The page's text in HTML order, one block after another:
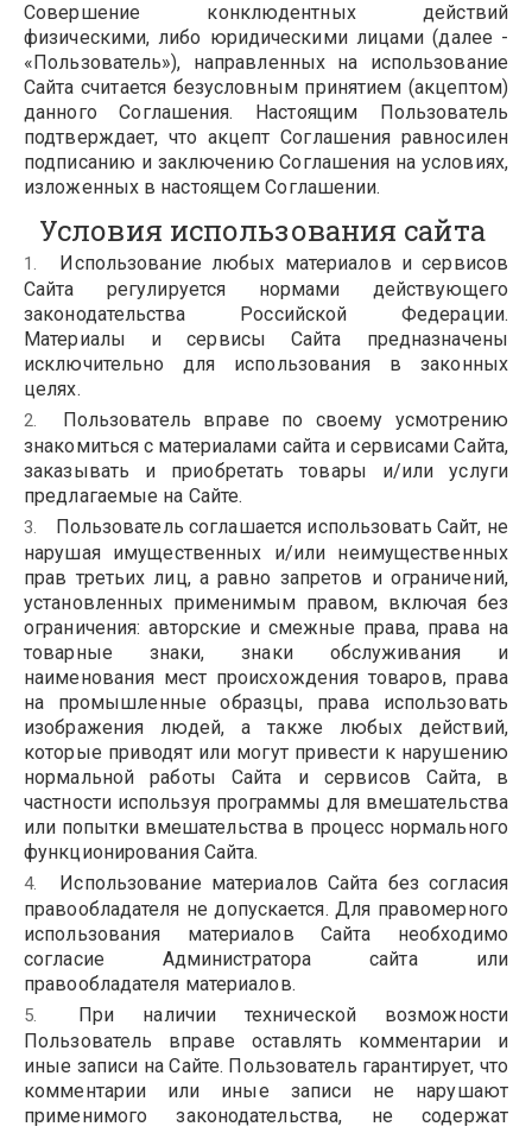
Совершение конклюдентных действий
физическими, либо юридическими лицами (далее -
«Пользователь»), направленных на использование
Сайта считается безусловным принятием (акцептом)
данного Соглашения. Настоящим Пользователь
подтверждает, что акцепт Соглашения равносилен
подписанию и заключению Соглашения на условиях,
изложенных в настоящем Соглашении.
Условия использования сайта
Использование любых материалов и сервисов
Сайта регулируется нормами действующего
законодательства Российской Федерации.
Материалы и сервисы Сайта предназначены
исключительно для использования в законных
целях.
Пользователь вправе по своему усмотрению
знакомиться с материалами сайта и сервисами Сайта,
заказывать и приобретать товары и/или услуги
предлагаемые на Сайте.
Пользователь соглашается использовать Сайт, не
нарушая имущественных и/или неимущественных
прав третьих лиц, а равно запретов и ограничений,
установленных применимым правом, включая без
ограничения: авторские и смежные права, права на
товарные знаки, знаки обслуживания и
наименования мест происхождения товаров, права
на промышленные образцы, права использовать
изображения людей, а также любых действий,
которые приводят или могут привести к нарушению
нормальной работы Сайта и сервисов Сайта, в
частности используя программы для вмешательства
или попытки вмешательства в процесс нормального
функционирования Сайта.
Использование материалов Сайта без согласия
правообладателя не допускается. Для правомерного
использования материалов Сайта необходимо
согласие Администратора сайта или
правообладателя материалов.
При наличии технической возможности
Пользователь вправе оставлять комментарии и
иные записи на Сайте. Пользователь гарантирует, что
комментарии или иные записи не нарушают
применимого законодательства, не содержат